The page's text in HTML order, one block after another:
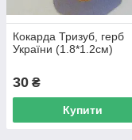
Кокарда Тризуб, герб
України (1.8*1.2см)
30 ₴
Купити